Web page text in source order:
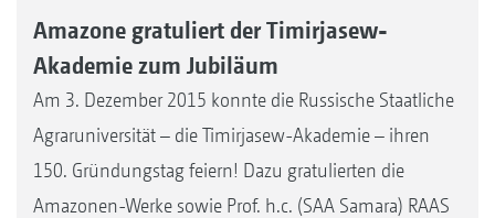
Amazone gratuliert der Timirjasew-
Akademie zum Jubiläum
Am 3. Dezember 2015 konnte die Russische Staatliche
Agraruniversität – die Timirjasew-Akademie – ihren
150. Gründungstag feiern! Dazu gratulierten die
Amazonen-Werke sowie Prof. h.c. (SAA Samara) RAAS